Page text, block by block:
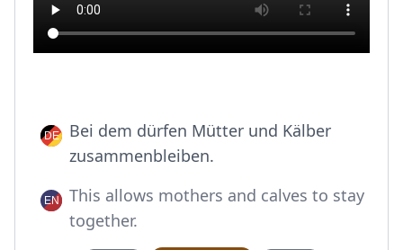
Bei dem dürfen Mütter und Kälber
zusammenbleiben.
This allows mothers and calves to stay
together.